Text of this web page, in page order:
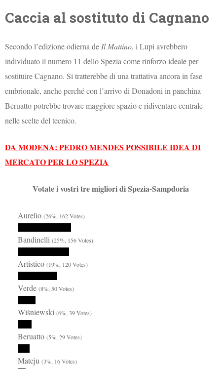
Caccia al sostituto di Cagnano
Secondo l’edizione odierna de Il Mattino, i Lupi avrebbero
individuato il numero 11 dello Spezia come rinforzo ideale per
sostituire Cagnano. Si tratterebbe di una trattativa ancora in fase
embrionale, anche perché con l’arrivo di Donadoni in panchina
Beruatto potrebbe trovare maggiore spazio e ridiventare centrale
nelle scelte del tecnico.
DA MODENA: PEDRO MENDES POSSIBILE IDEA DI
MERCATO PER LO SPEZIA
Votate i vostri tre migliori di Spezia-Sampdoria
Aurelio(26%, 162 Votes)
Bandinelli(25%, 156 Votes)
Artistico(19%, 120 Votes)
Verde(8%, 50 Votes)
Wiśniewski(6%, 39 Votes)
Beruatto(5%, 29 Votes)
Mateju(3%, 16 Votes)